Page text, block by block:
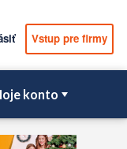
Vstup pre firmy
konto